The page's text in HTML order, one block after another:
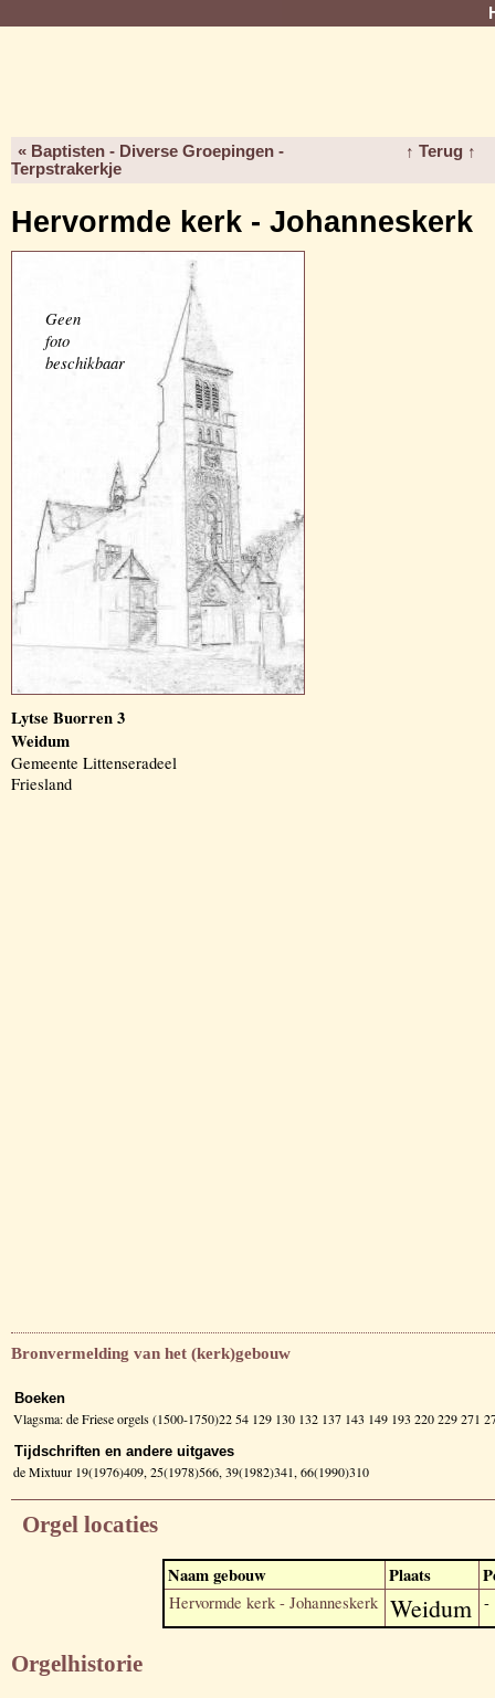
« Baptisten - Diverse Groepingen -
Terpstrakerkje
↑ Terug ↑
Hervormde kerk - Johanneskerk
Geen
foto
beschikbaar
Lytse Buorren 3
Weidum
Gemeente Littenseradeel
Friesland
Bronvermelding van het (kerk)gebouw
Boeken
Vlagsma: de Friese orgels (1500-1750)22 54 129 130 132 137 143 149 193 220 229 271
Tijdschriften en andere uitgaves
de Mixtuur 19(1976)409, 25(1978)566, 39(1982)341, 66(1990)310
Orgel locaties
Naam gebouw Plaats
Hervormde kerk - Johanneskerk Weidum -
Orgelhistorie